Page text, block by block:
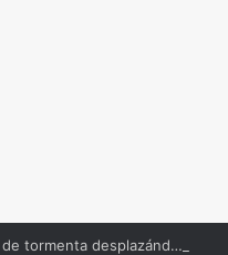
Protección Civil reporta nubes de tormenta desplazándose de El Paso a Ciudad Juárez